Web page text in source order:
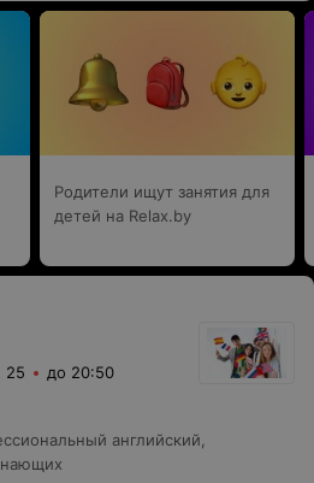
Родители ищут занятия для
детей на Relax.by
25 до 20:50
английский